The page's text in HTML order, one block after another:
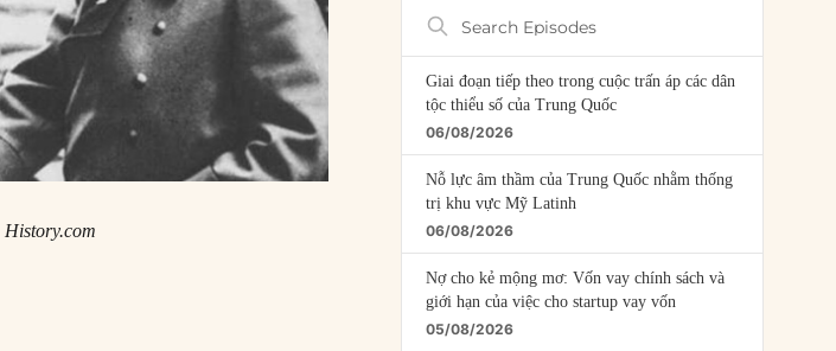
History.com
Search
Episodes
Giai đoạn tiếp theo trong cuộc trấn áp các dân
tộc thiểu số của Trung Quốc
06/08/2026
Nỗ lực âm thầm của Trung Quốc nhằm thống
trị khu vực Mỹ Latinh
06/08/2026
Nợ cho kẻ mộng mơ: Vốn vay chính sách và
giới hạn của việc cho startup vay vốn
05/08/2026